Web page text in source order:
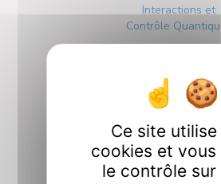
Interactions et
Contrôle
Ce site utilise
cookies et vous
le contrôle sur